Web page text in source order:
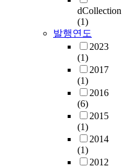
dCollection
(1)
발행연도
2023
(1)
2017
(1)
2016
(6)
2015
(1)
2014
(1)
2012